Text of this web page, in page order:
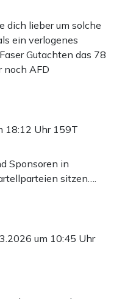
dich lieber um solche
ein verlogenes
Gutachten das 78
noch AFD
18:12 Uhr 159T
Sponsoren in
sitzen….
um 10:45 Uhr